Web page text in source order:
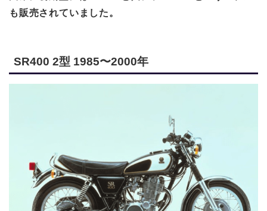
も販売されていました。
SR400 2型 1985〜2000年